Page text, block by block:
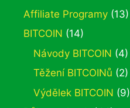
Affiliate Programy (13)
BITCOIN (14)
Návody BITCOIN (4)
Těžení BITCOINů (2)
Výdělek BITCOIN (9)